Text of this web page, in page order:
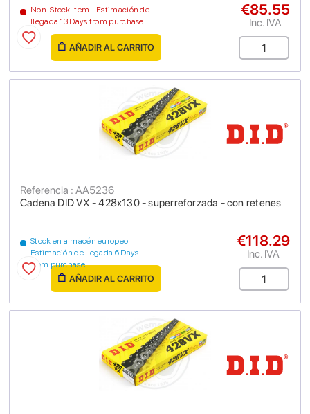
Non-Stock Item - Estimación de
llegada 13 Days from purchase
€85.55
Inc. IVA
AÑADIR AL CARRITO
Cadena DID VX - 428x130 - superreforzada - con retenes
Referencia : AA5236
Stock en almacén europeo
Estimación de llegada 6 Days
from purchase
€118.29
Inc. IVA
AÑADIR AL CARRITO